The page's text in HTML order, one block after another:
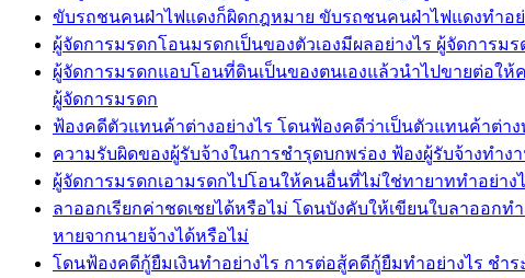
ขับรถชนคนฝ่าไฟแดงก็ผิดกฎหมาย ขับรถชนคนฝ่าไฟแดงทำอ
ผู้จัดการมรดกโอนมรดกเป็นของตัวเองมีผลอย่างไร ผู้จัดการ
ผู้จัดการมรดกแอบโอนที่ดินเป็นของตนเองแล้วนำไปขายต่อใ
ผู้จัดการมรดก
ฟ้องคดีตัวแทนค้าต่างอย่างไร โดนฟ้องคดีว่าเป็นตัวแทนค้าต่
ความรับผิดของผู้รับจ้างในการชำรุดบกพร่อง ฟ้องผู้รับจ้างทำง
ผู้จัดการมรดกเอามรดกไปโอนให้คนอื่นที่ไม่ใช่ทายาททำอย่า
ลาออกเรียกค่าชดเชยได้หรือไม่ โดนบังคับให้เขียนใบลาออกท
หายจากนายจ้างได้หรือไม่
โดนฟ้องคดีกู้ยืมเงินทำอย่างไร การต่อสู้คดีกู้ยืมทำอย่างไร ชำ